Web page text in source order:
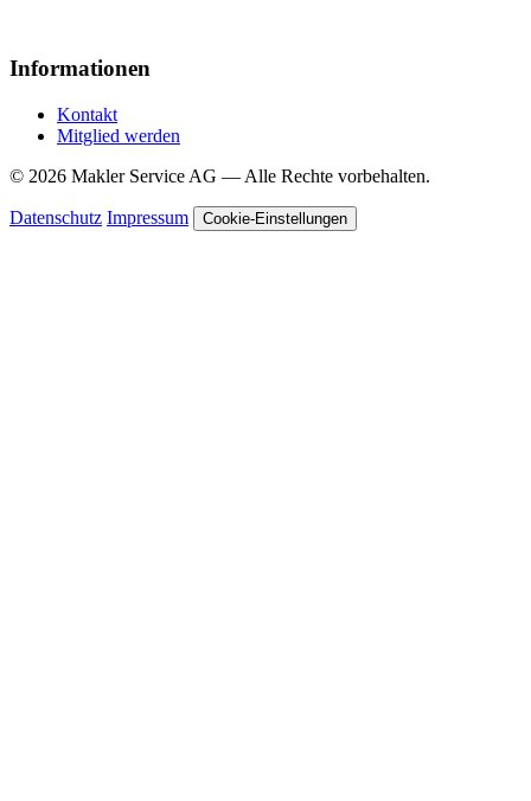
Informationen
Kontakt
Mitglied werden
© 2026 Makler Service AG — Alle Rechte vorbehalten.
Datenschutz Impressum Cookie-Einstellungen